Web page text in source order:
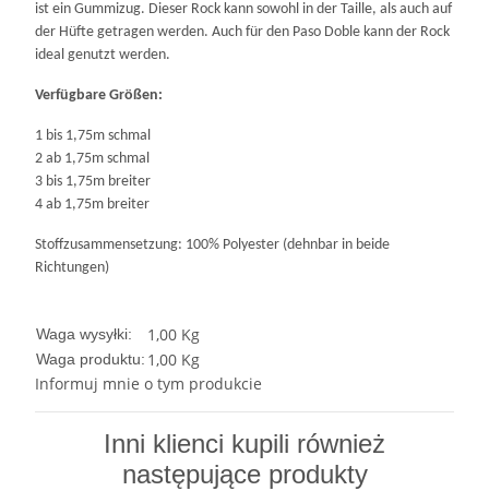
ist ein Gummizug. Dieser Rock kann sowohl in der Taille, als auch auf
der Hüfte getragen werden. Auch für den Paso Doble kann der Rock
ideal genutzt werden.
Verfügbare Größen:
1 bis 1,75m schmal
2 ab 1,75m schmal
3 bis 1,75m breiter
4 ab 1,75m breiter
Stoffzusammensetzung: 100% Polyester (dehnbar in beide
Richtungen)
Waga wysyłki: 1,00 Kg
Waga produktu: 1,00 Kg
Informuj mnie o tym produkcie
Inni klienci kupili również
następujące produkty